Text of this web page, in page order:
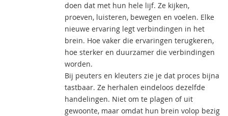
doen dat met hun hele lijf. Ze kijken,
proeven, luisteren, bewegen en voelen. Elke
nieuwe ervaring legt verbindingen in het
brein. Hoe vaker die ervaringen terugkeren,
hoe sterker en duurzamer die verbindingen
worden.
Bij peuters en kleuters zie je dat proces bijna
tastbaar. Ze herhalen eindeloos dezelfde
handelingen. Niet om te plagen of uit
gewoonte, maar omdat hun brein volop bezig